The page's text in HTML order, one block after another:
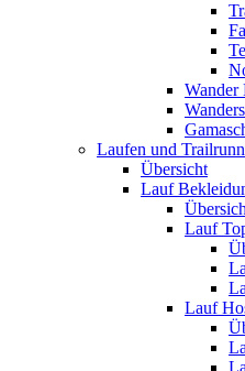
Wander
Laufen und
Übersicht
Lauf
Lauf
Lauf